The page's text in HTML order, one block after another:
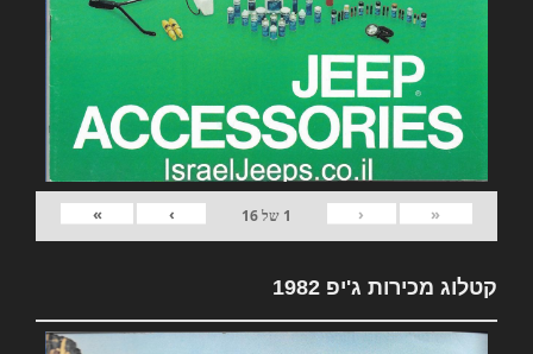
«
‹
1 של16
›
»
קטלוג מכירות ג'יפ 1982